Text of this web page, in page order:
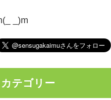
_)m
カテゴリー